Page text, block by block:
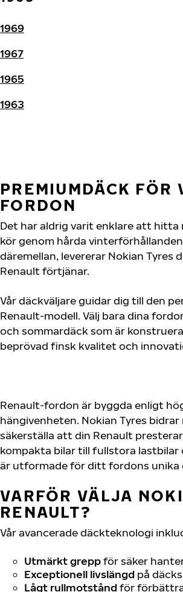
1969
1967
1965
1963
PREMIUMDÄCK FÖR
FORDON
Det har aldrig varit enklare att
kör genom hårda
däremellan, levererar Nokian Tyres
Renault förtjänar.
Vår däckväljare guidar dig till den
Renault-modell. Välj bara dina
och sommardäck som är
beprövad finsk kvalitet och
Renault-fordon är byggda enligt
hängivenheten. Nokian Tyres
säkerställa att din Renault
kompakta bilar till fullstora lastbilar
är utformade för ditt fordons unika
VARFÖR VÄLJA
RENAULT?
Vår avancerade däckteknologi
Utmärkt greppför säker
Exceptionell livslängd på
Lågt rullmotstånd för